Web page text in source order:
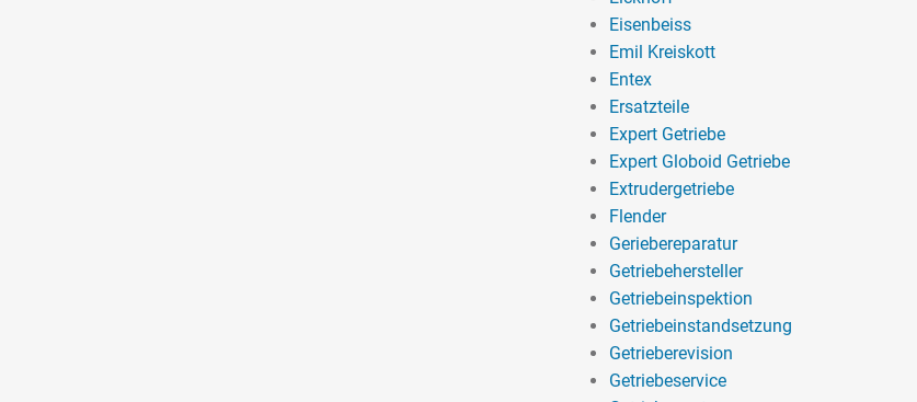
Eisenbeiss
Emil Kreiskott
Entex
Ersatzteile
Expert Getriebe
Expert Globoid Getriebe
Extrudergetriebe
Flender
Geriebereparatur
Getriebehersteller
Getriebeinspektion
Getriebeinstandsetzung
Getrieberevision
Getriebeservice